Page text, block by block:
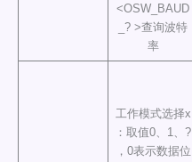
<OSW_BAUD
_? >查询波特
率
工作模式选择x
：取值0、1、?
，0表示数据位